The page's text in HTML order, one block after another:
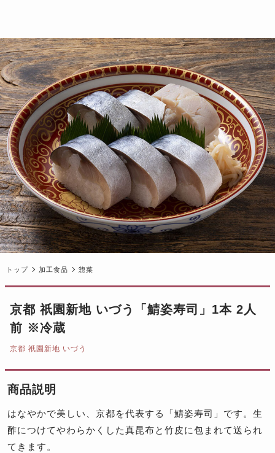
トップ 加工食品 惣菜
京都 祇園新地 いづう「鯖姿寿司」1本 2人
前 ※冷蔵
京都 祇園新地 いづう
商品説明
はなやかで美しい、京都を代表する「鯖姿寿司」です。生
酢につけてやわらかくした真昆布と竹皮に包まれて送られ
てきます。